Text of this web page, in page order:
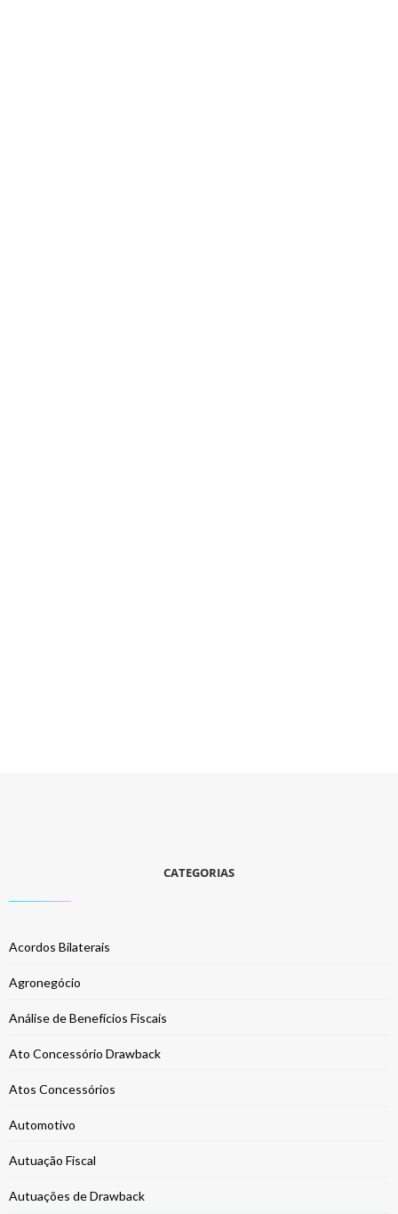
CATEGORIAS
Acordos Bilaterais
Agronegócio
Análise de Benefícios Fiscais
Ato Concessório Drawback
Atos Concessórios
Automotivo
Autuação Fiscal
Autuações de Drawback